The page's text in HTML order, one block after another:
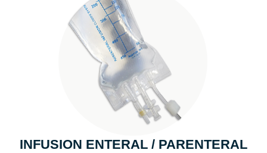
INFUSION ENTERAL / PARENTERAL